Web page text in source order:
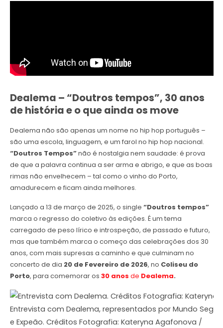
Dealema – “Doutros tempos”, 30 anos
de história e o que ainda os move
Dealema não são apenas um nome no hip hop português –
são uma escola, linguagem, e um farol no hip hop nacional.
“Doutros Tempos”não é nostalgia nem saudade: é prova
de que a palavra continua a ser arma e abrigo, e que as boas
rimas não envelhecem – tal como o vinho do Porto,
amadurecem e ficam ainda melhores.
Lançado a 13 de março de 2025, o single “Doutros tempos”
marca o regresso do coletivo às edições. É um tema
carregado de peso lírico e introspeção, de passado e futuro,
mas que também marca o começo das celebrações dos 30
anos, com mais supresas a caminho e que culminam no
concerto de dia 20 de Fevereiro de 2026, no Coliseu do
Porto, para comemorar os 30 anos de Dealema.
Entrevista com Dealema, representados por Mundo
e Expeão. Créditos Fotografia: Kateryna Agafonova /